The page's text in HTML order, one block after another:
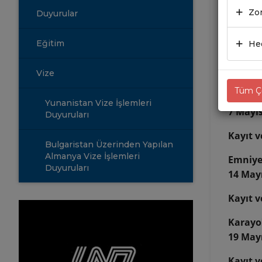
Duyurular
Eğitim
Vize
Yunanistan Vize İşlemleri
Duyuruları
Bulgaristan Üzerinden Yapılan
Almanya Vize İşlemleri
Duyuruları
önem
7
Kayıt
14
Kayıt
19
Tüm